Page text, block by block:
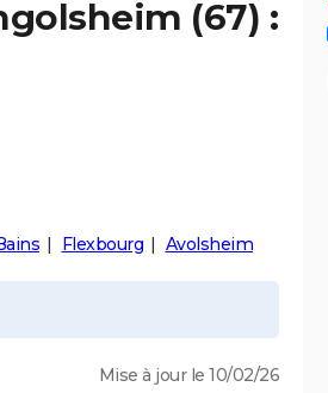
(67) :
Flexbourg Avolsheim
Mise à jour le 10/02/26